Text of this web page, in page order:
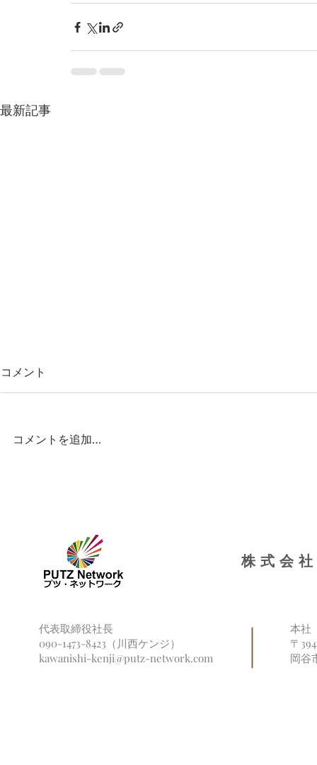
最新記事
コメント
コメントを追加…
株式会
代表取締役社長
090-1473-8423（川西ケンジ）
kawanishi-kenji@putz-network.com
本社
〒
岡谷